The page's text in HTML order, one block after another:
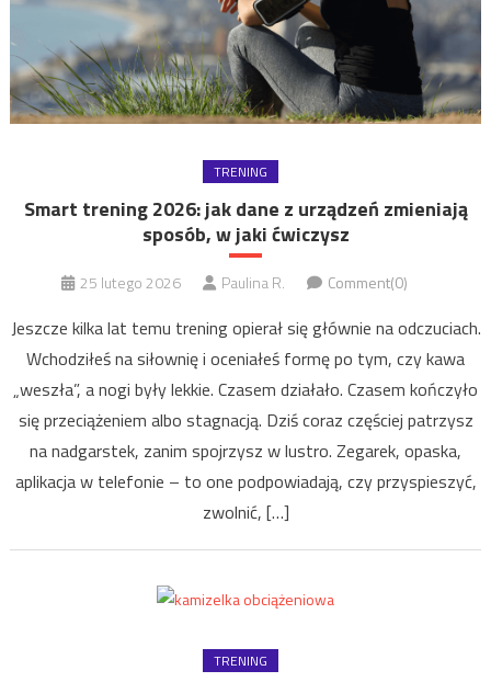
TRENING
Smart trening 2026: jak dane z urządzeń zmieniają
sposób, w jaki ćwiczysz
25 lutego 2026 Paulina R. Comment(0)
Jeszcze kilka lat temu trening opierał się głównie na odczuciach.
Wchodziłeś na siłownię i oceniałeś formę po tym, czy kawa
„weszła”, a nogi były lekkie. Czasem działało. Czasem kończyło
się przeciążeniem albo stagnacją. Dziś coraz częściej patrzysz
na nadgarstek, zanim spojrzysz w lustro. Zegarek, opaska,
aplikacja w telefonie – to one podpowiadają, czy przyspieszyć,
zwolnić, […]
TRENING